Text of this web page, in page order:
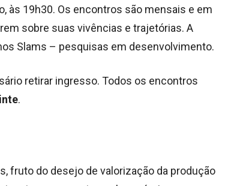
às 19h30. Os encontros são mensais e em
sobre suas vivências e trajetórias. A
Slams – pesquisas em desenvolvimento.
retirar ingresso. Todos os encontros
.
fruto do desejo de valorização da produção